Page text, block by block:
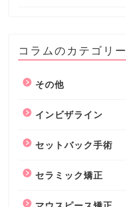
コラムのカテゴリー
その他
インビザライン
セットバック手術
セラミック矯正